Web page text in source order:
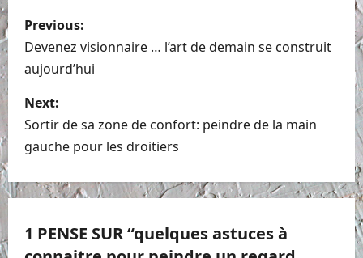
P
o
t
n
a
v
Previous:
Devenez visionnaire … l’art de demain se construit
aujourd’hui
Next:
Sortir de sa zone de confort: peindre de la main
gauche pour les droitiers
1 PENSE SUR “quelques astuces à